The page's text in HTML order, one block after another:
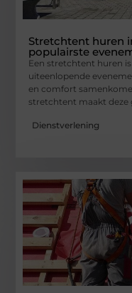
Stretchtent huren
populairste
Een stretchtent huren
uiteenlopende
en comfort
stretchtent maakt deze
Dienstverlening